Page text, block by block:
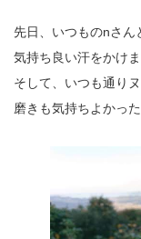
先日、いつものnさん
気持ち良い汗をかけま
そして、いつも通り
磨きも気持ちよかった